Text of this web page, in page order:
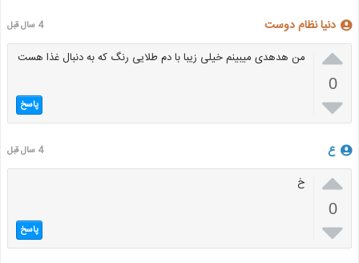
دنیا نظام دوست 4 سال قبل

0

من هدهدی میبینم خیلی زیبا با دم طلایی رنگ که به دنبال غذا هست
پاسخ
ع 4 سال قبل

0

خ
پاسخ